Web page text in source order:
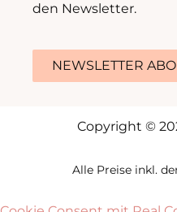
den Newsletter.
NEWSLETTER
Copyright ©
Alle Preise inkl.